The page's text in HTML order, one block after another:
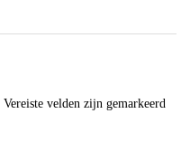
Vereiste velden zijn gemarkeerd